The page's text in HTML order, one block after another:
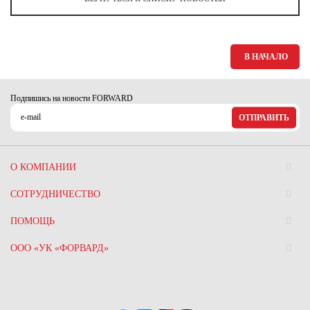
Ханты-Мансийский автономный округ (3)
В НАЧАЛО
Подпишись на новости FORWARD
ОТПРАВИТЬ
О КОМПАНИИ
СОТРУДНИЧЕСТВО
ПОМОЩЬ
ООО «УК «ФОРВАРД»